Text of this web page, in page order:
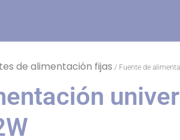
de alimentación fijas / Fuente de